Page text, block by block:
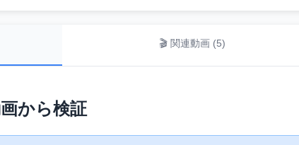
🎬 関連動画 (5)
から検証